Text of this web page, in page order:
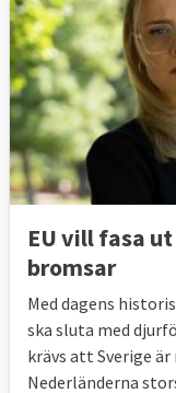
EU vill fasa
bromsar
Med dagens
ska sluta med
krävs att Sverige
Nederländerna